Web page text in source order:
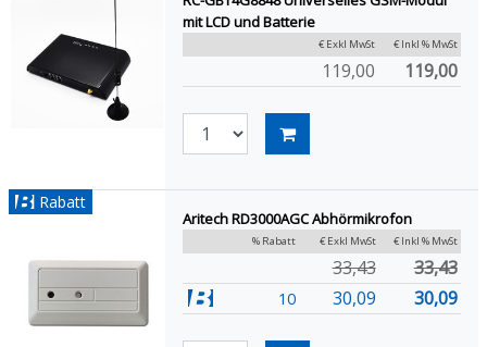
mit LCD und Batterie
€ Exkl MwSt € Inkl % MwSt
119,00 119,00
Rabatt
Aritech RD3000AGC Abhörmikrofon
% Rabatt € Exkl MwSt € Inkl % MwSt
33,43 33,43
10 30,09 30,09